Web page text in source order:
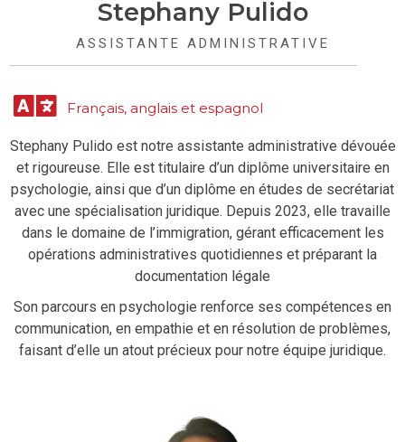
Stephany Pulido
ASSISTANTE ADMINISTRATIVE
Français, anglais et espagnol
Stephany Pulido est notre assistante administrative dévouée
et rigoureuse. Elle est titulaire d’un diplôme universitaire en
psychologie, ainsi que d’un diplôme en études de secrétariat
avec une spécialisation juridique. Depuis 2023, elle travaille
dans le domaine de l’immigration, gérant efficacement les
opérations administratives quotidiennes et préparant la
documentation légale
Son parcours en psychologie renforce ses compétences en
communication, en empathie et en résolution de problèmes,
faisant d’elle un atout précieux pour notre équipe juridique.